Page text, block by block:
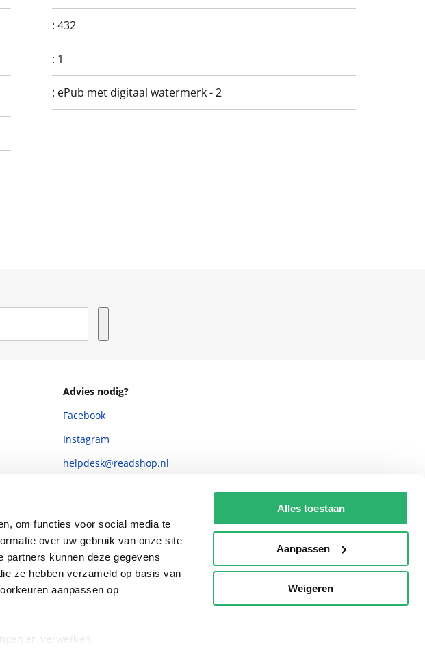
om functies voor social media te
over uw gebruik van onze site
partners kunnen deze gegevens
ze hebben verzameld op basis van
aanpassen op
en verwerken.
Alles toestaan
Aanpassen
Weigeren
:432
: 1
: ePub met digitaal watermerk - 2
Advies nodig?
Facebook
Instagram
helpdesk@readshop.nl